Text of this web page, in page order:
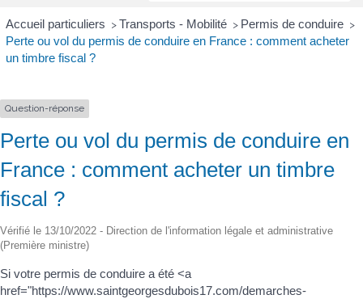
Accueil particuliers > Transports - Mobilité > Permis de conduire >
Perte ou vol du permis de conduire en France : comment acheter
un timbre fiscal ?
Question-réponse
Perte ou vol du permis de conduire en
France : comment acheter un timbre
fiscal ?
Vérifié le 13/10/2022 - Direction de l'information légale et administrative
(Première ministre)
Si votre permis de conduire a été <a
href="https://www.saintgeorgesdubois17.com/demarches-